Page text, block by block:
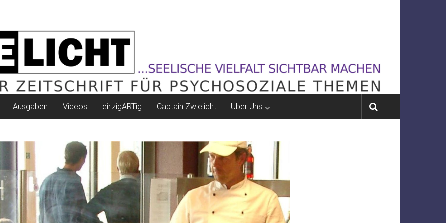
Ausgaben Videos einzigARTig Captain Zwielicht Über Uns